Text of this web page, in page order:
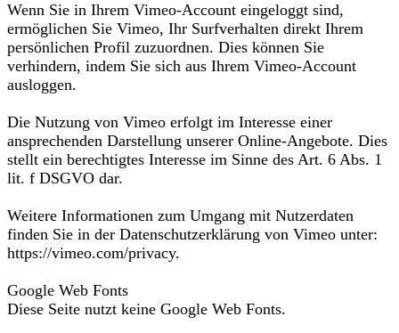
Wenn Sie in Ihrem Vimeo-Account eingeloggt sind,
ermöglichen Sie Vimeo, Ihr Surfverhalten direkt Ihrem
persönlichen Profil zuzuordnen. Dies können Sie
verhindern, indem Sie sich aus Ihrem Vimeo-Account
ausloggen.
Die Nutzung von Vimeo erfolgt im Interesse einer
ansprechenden Darstellung unserer Online-Angebote. Dies
stellt ein berechtigtes Interesse im Sinne des Art. 6 Abs. 1
lit. f DSGVO dar.
Weitere Informationen zum Umgang mit Nutzerdaten
finden Sie in der Datenschutzerklärung von Vimeo unter:
https://vimeo.com/privacy.
Google Web Fonts
Diese Seite nutzt keine Google Web Fonts.